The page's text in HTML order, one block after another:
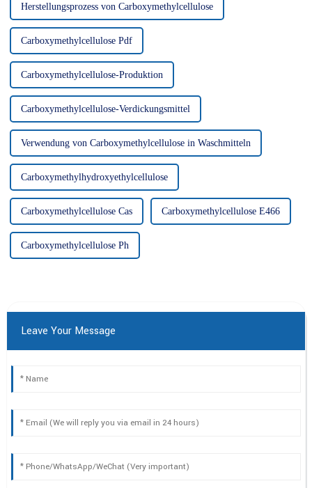
Herstellungsprozess von Carboxymethylcellulose
Carboxymethylcellulose Pdf
Carboxymethylcellulose-Produktion
Carboxymethylcellulose-Verdickungsmittel
Verwendung von Carboxymethylcellulose in Waschmitteln
Carboxymethylhydroxyethylcellulose
Carboxymethylcellulose Cas Carboxymethylcellulose E466
Carboxymethylcellulose Ph
Leave Your Message